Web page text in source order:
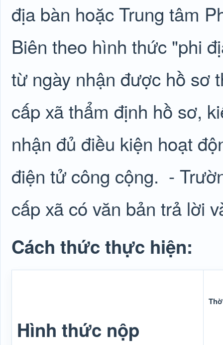
địa bàn hoặc Trung tâm
Biên theo hình thức "phi
từ ngày nhận được hồ sơ
cấp xã thẩm định hồ sơ,
nhận đủ điều kiện hoạt
điện tử công cộng. -
cấp xã có văn bản trả lời
Cách thức thực hiện:
Hình thức nộp